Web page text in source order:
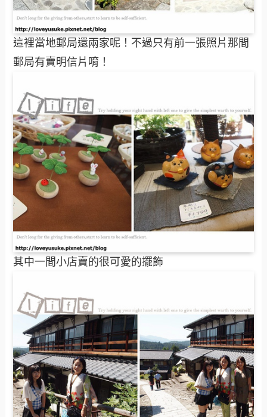
這裡當地郵局還兩家呢！不過只有前一張照片那間
郵局有賣明信片唷！
其中一間小店賣的很可愛的擺飾